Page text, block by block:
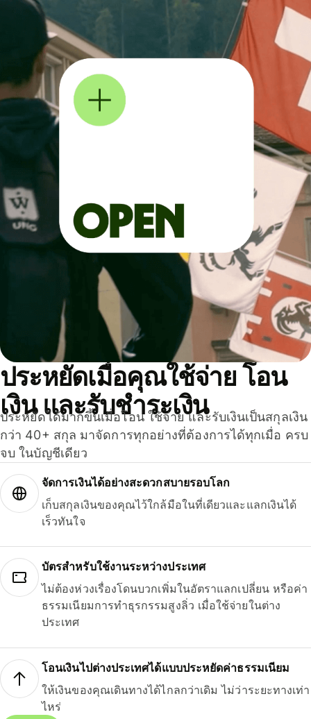
ประหยัดเมื่อคุณใช้จ่าย โอน
เงิน และรับชำระเงิน
ประหยัดได้มากขึ้นเมื่อโอน ใช้จ่าย และรับเงินเป็นสกุลเงิน
กว่า 40+ สกุล มาจัดการทุกอย่างที่ต้องการได้ทุกเมื่อ ครบ
จบ ในบัญชีเดียว
จัดการเงินได้อย่างสะดวกสบายรอบโลก
เก็บสกุลเงินของคุณไว้ใกล้มือในที่เดียวและแลกเงินได้
เร็วทันใจ
บัตรสำหรับใช้งานระหว่างประเทศ
ไม่ต้องห่วงเรื่องโดนบวกเพิ่มในอัตราแลกเปลี่ยน หรือค่า
ธรรมเนียมการทำธุรกรรมสูงลิ่ว เมื่อใช้จ่ายในต่าง
ประเทศ
โอนเงินไปต่างประเทศได้แบบประหยัดค่าธรรมเนียม
ให้เงินของคุณเดินทางได้ไกลกว่าเดิม ไม่ว่าระยะทางเท่า
ไหร่